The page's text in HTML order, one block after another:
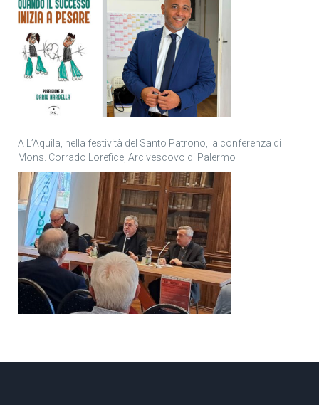
A L’Aquila, nella festività del Santo Patrono, la conferenza di
Mons. Corrado Lorefice, Arcivescovo di Palermo